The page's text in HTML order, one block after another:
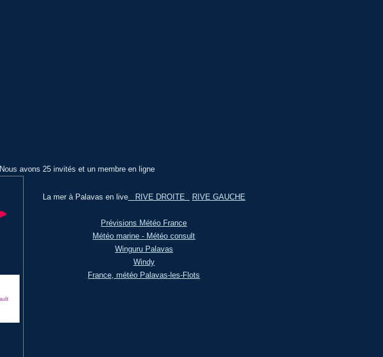
Nous avons 25 invités et un membre en ligne
La mer à Palavas en liveRIVE DROITE RIVE GAUCHE
Prévisions Météo France
Météo marine - Météo consult
Winguru Palavas
Windy
France, météo Palavas-les-Flots